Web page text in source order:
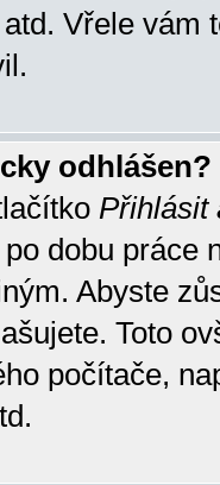
Vřele vám
odhlášen?
Přihlásit
dobu práce
Abyste
Toto
počítače,